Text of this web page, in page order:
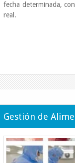
desarrollar
metas
fecha determinada,
real.
Gestión de